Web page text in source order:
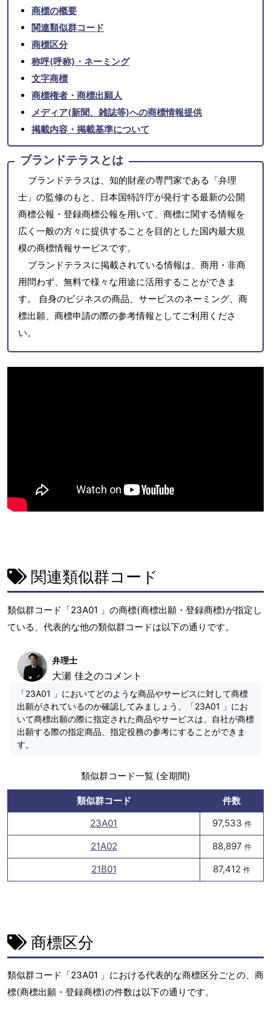
商標の概要
関連類似群コード
商標区分
称呼(呼称)・ネーミング
文字商標
商標権者・商標出願人
メディア(新聞、雑誌等)への商標情報提供
掲載内容・掲載基準について
ブランドテラスとは
ブランドテラスは、知的財産の専門家である「弁理
士」の監修のもと、日本国特許庁が発行する最新の公開
商標公報・登録商標公報を用いて、商標に関する情報を
広く一般の方々に提供することを目的とした国内最大規
模の商標情報サービスです。
ブランドテラスに掲載されている情報は、商用・非商
用問わず、無料で様々な用途に活用することができま
す。 自身のビジネスの商品、サービスのネーミング、商
標出願、商標申請の際の参考情報としてご利用くださ
い。
関連類似群コード
類似群コード「23A01 」の商標(商標出願・登録商標)が指定し
ている、代表的な他の類似群コードは以下の通りです。
弁理士
大瀬 佳之のコメント
「23A01 」においてどのような商品やサービスに対して商標
出願がされているのか確認してみましょう。「23A01 」にお
いて商標出願の際に指定された商品やサービスは、自社が商標
出願する際の指定商品、指定役務の参考にすることができま
す。
類似群コード一覧 (全期間)
類似群コード
件数
23A01
97,533 件
21A02 88,897 件
21B01 87,412 件
商標区分
類似群コード「23A01 」における代表的な商標区分ごとの、商
標(商標出願・登録商標)の件数は以下の通りです。